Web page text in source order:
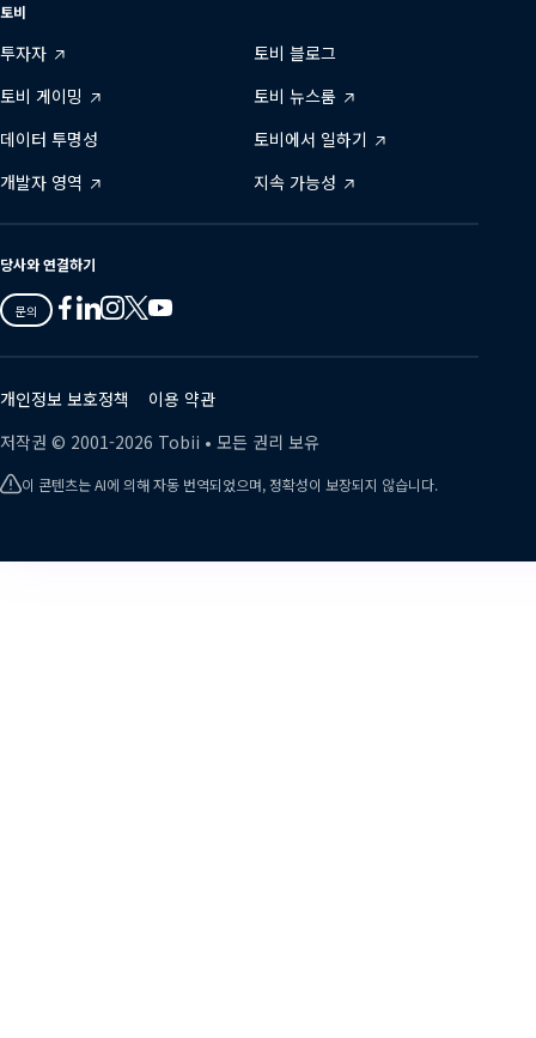
토비
투자자
토비 블로그
토비 게이밍
토비 뉴스룸
데이터 투명성
토비에서 일하기
개발자 영역
지속 가능성
당사와 연결하기
문의
Tobii
on
Facebook
Tobii
on
Linkedin
Tobii
on
Instagram
Tobii
on
Twitter
Tobii
on
Youtube
개인정보 보호정책
이용 약관
저작권 © 2001-2026 Tobii • 모든 권리 보유
이 콘텐츠는 AI에 의해 자동 번역되었으며, 정확성이 보장되지 않습니다.